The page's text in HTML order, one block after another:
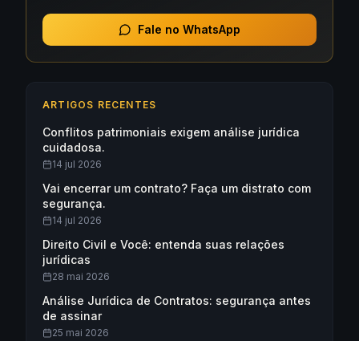
Fale no WhatsApp
ARTIGOS RECENTES
Conflitos patrimoniais exigem análise jurídica
cuidadosa.
14 jul 2026
Vai encerrar um contrato? Faça um distrato com
segurança.
14 jul 2026
Direito Civil e Você: entenda suas relações
jurídicas
28 mai 2026
Análise Jurídica de Contratos: segurança antes
de assinar
25 mai 2026